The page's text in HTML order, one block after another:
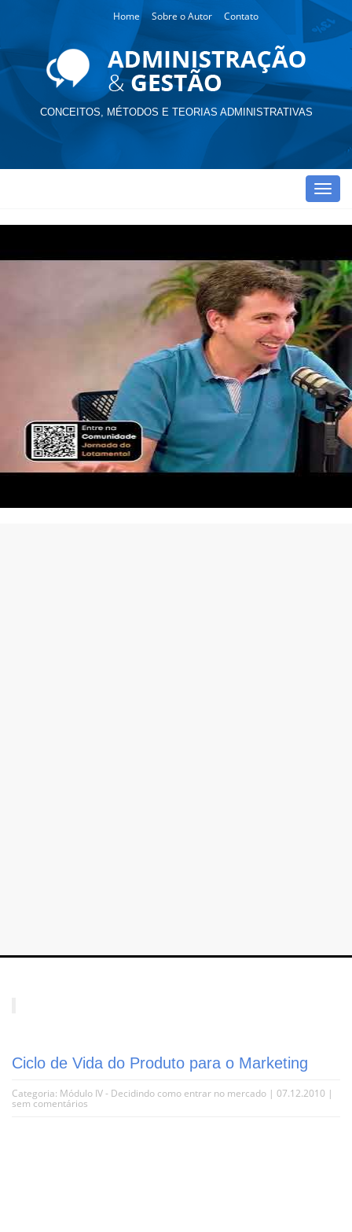
Home Sobre o Autor Contato
CONCEITOS, MÉTODOS E TEORIAS ADMINISTRATIVAS
Ciclo de Vida do Produto para o Marketing
Categoria: Módulo IV - Decidindo como entrar no mercado | 07.12.2010 |
sem comentários